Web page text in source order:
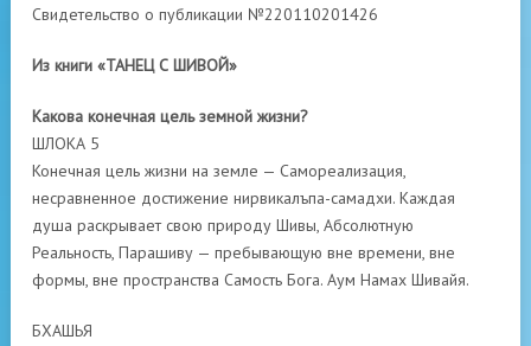
Свидетельство о публикации №220110201426
Из книги «ТАНЕЦ С ШИВОЙ»
Какова конечная цель земной жизни?
ШЛОКА 5
Конечная цель жизни на земле — Самореализация,
несравненное достижение нирвикалъпа-самадхи. Каждая
душа раскрывает свою природу Шивы, Абсолютную
Реальность, Парашиву — пребывающую вне времени, вне
формы, вне пространства Самость Бога. Аум Намах Шивайя.
БХАШЬЯ